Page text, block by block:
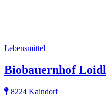
Lebensmittel
Biobauernhof Loidl
8224 Kaindorf